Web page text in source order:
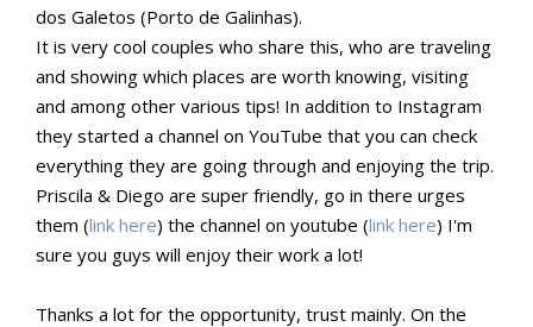
dos Galetos (Porto de Galinhas).
It is very cool couples who share this, who are traveling
and showing which places are worth knowing, visiting
and among other various tips! In addition to Instagram
they started a channel on YouTube that you can check
everything they are going through and enjoying the trip.
Priscila & Diego are super friendly, go in there urges
them (link here) the channel on youtube (link here) I'm
sure you guys will enjoy their work a lot!
Thanks a lot for the opportunity, trust mainly. On the